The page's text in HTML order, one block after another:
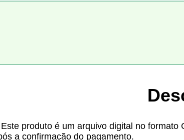
Este produto é um arquivo digital no
a confirmação do pagamento.